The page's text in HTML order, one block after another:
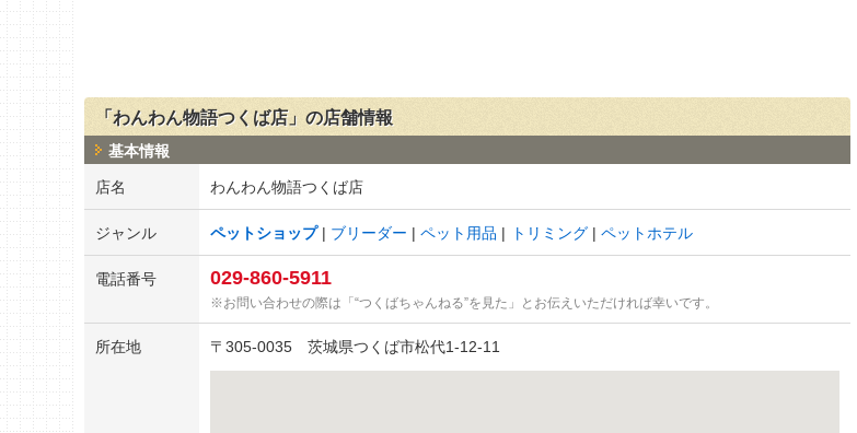
「わんわん物語つくば店」の店舗情報
基本情報
店名 わんわん物語つくば店
ジャンル ペットショップ ブリーダー ペット用品 トリミング ペットホテル
電話番号 029-860-5911
お問い合わせの際は「“つくばちゃんねる”を見た」とお伝えいただければ幸いです。
所在地 〒 305-0035 茨城県つくば市松代1-12-11